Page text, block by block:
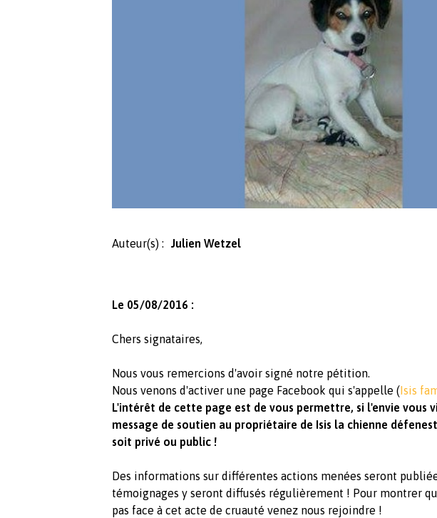
Auteur(s) : Julien Wetzel
Le 05/08/2016 :
Chers signataires,
Nous vous remercions d'avoir signé notre pétition.
Nous venons d'activer une page Facebook qui s'appelle ( Isis
L'intérêt de cette page est de vous permettre, si l'envie vous
message de soutien au propriétaire de Isis la chienne
soit privé ou public !
Des informations sur différentes actions menées seront
témoignages y seront diffusés régulièrement ! Pour montrer
pas face à cet acte de cruauté venez nous rejoindre !